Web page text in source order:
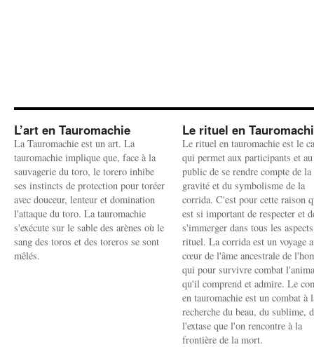
L’art en Tauromachie
La Tauromachie est un art. La
tauromachie implique que, face à la
sauvagerie du toro, le torero inhibe
ses instincts de protection pour toréer
avec douceur, lenteur et domination
l'attaque du toro. La tauromachie
s'exécute sur le sable des arènes où le
sang des toros et des toreros se sont
mêlés.
Le rituel en
Le rituel en tauromachie est le
qui permet aux participants et au
public de se rendre compte de la
gravité et du symbolisme de la
corrida. C'est pour cette raison
est si important de respecter et
s'immerger dans tous les
rituel. La corrida est un voyage
cœur de l'âme ancestrale de
qui pour survivre combat
qu'il comprend et admire. Le
en tauromachie est un combat à
recherche du beau, du sublime,
l'extase que l'on rencontre à la
frontière de la mort.